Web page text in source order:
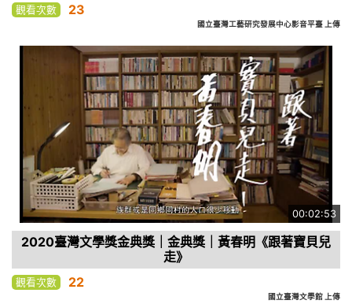
觀看次數 23
國立臺灣工藝研究發展中心影音平臺 上傳
00:02:53
2020臺灣文學獎金典獎｜金典獎｜黃春明《跟著寶貝兒
走》
觀看次數 22
國立臺灣文學館 上傳